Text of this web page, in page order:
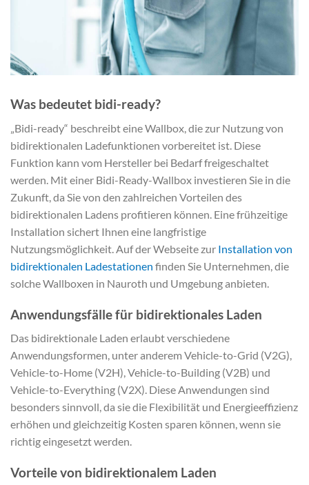
Was bedeutet bidi-ready?
„Bidi-ready“ beschreibt eine Wallbox, die zur Nutzung von
bidirektionalen Ladefunktionen vorbereitet ist. Diese
Funktion kann vom Hersteller bei Bedarf freigeschaltet
werden. Mit einer Bidi-Ready-Wallbox investieren Sie in die
Zukunft, da Sie von den zahlreichen Vorteilen des
bidirektionalen Ladens profitieren können. Eine frühzeitige
Installation sichert Ihnen eine langfristige
Nutzungsmöglichkeit. Auf der Webseite zur Installation von
bidirektionalen Ladestationen finden Sie Unternehmen, die
solche Wallboxen in Nauroth und Umgebung anbieten.
Anwendungsfälle für bidirektionales Laden
Das bidirektionale Laden erlaubt verschiedene
Anwendungsformen, unter anderem Vehicle-to-Grid (V2G),
Vehicle-to-Home (V2H), Vehicle-to-Building (V2B) und
Vehicle-to-Everything (V2X). Diese Anwendungen sind
besonders sinnvoll, da sie die Flexibilität und Energieeffizienz
erhöhen und gleichzeitig Kosten sparen können, wenn sie
richtig eingesetzt werden.
Vorteile von bidirektionalem Laden